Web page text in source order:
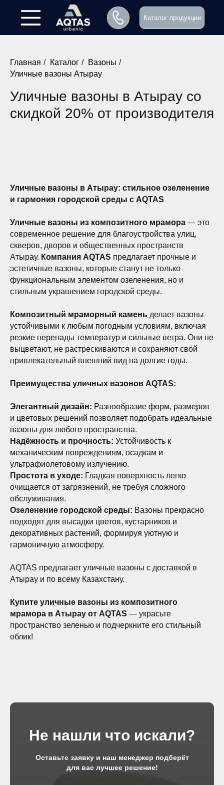
Заказать звонок
Каталог продукции
Главная / Каталог / Вазоны /
Уличные вазоны Атырау
Уличные вазоны в Атырау со
скидкой 20% от производителя
Уличные вазоны в Атырау: стильное озеленение
и гармония городской среды с AQTAS
Уличные вазоны из композитного мрамора — это
современное решение для благоустройства улиц,
скверов, дворов и общественных пространств
Атырау. Компания AQTAS предлагает прочные и
эстетичные вазоны, которые станут не только
функциональным элементом озеленения, но и
стильным украшением городской среды.
Композитный мраморный камень делает вазоны
устойчивыми к любым погодным условиям, включая
резкие перепады температур и сильные ветра. Они не
выцветают, не растрескиваются и сохраняют свой
привлекательный внешний вид на долгие годы.
Преимущества уличных вазонов AQTAS:
Элегантный дизайн: Разнообразие форм, размеров
и цветовых решений позволяет подобрать идеальные
вазоны для любого пространства.
Надёжность и прочность: Устойчивость к
механическим повреждениям, осадкам и
ультрафиолетовому излучению.
Простота в уходе: Гладкая поверхность легко
очищается от загрязнений, не требуя сложного
обслуживания.
Озеленение городской среды: Вазоны прекрасно
подходят для высадки цветов, кустарников и
декоративных растений, формируя уютную и
гармоничную атмосферу.
AQTAS предлагает уличные вазоны с доставкой в
Атырау и по всему Казахстану.
Купите уличные вазоны из композитного
мрамора в Атырау от AQTAS — украсьте
пространство зеленью и подчеркните его стильный
облик!
Не нашли что искали?
Оставьте заявку и наш менеджер подберёт
для вас лучшее решение!